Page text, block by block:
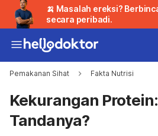
🍌 Masalah ereksi?
secara peribadi.
Pemakanan Sihat Fakta Nutrisi
Kekurangan
Tandanya?